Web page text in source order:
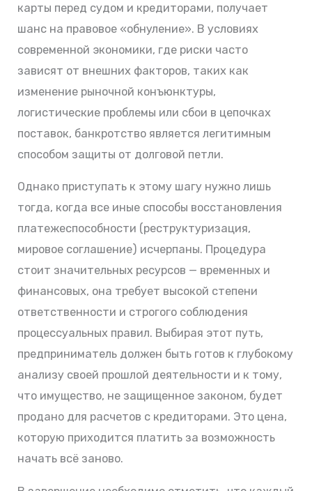
карты перед судом и кредиторами, получает
шанс на правовое «обнуление». В условиях
современной экономики, где риски часто
зависят от внешних факторов, таких как
изменение рыночной конъюнктуры,
логистические проблемы или сбои в цепочках
поставок, банкротство является легитимным
способом защиты от долговой петли.
Однако приступать к этому шагу нужно лишь
тогда, когда все иные способы восстановления
платежеспособности (реструктуризация,
мировое соглашение) исчерпаны. Процедура
стоит значительных ресурсов — временных и
финансовых, она требует высокой степени
ответственности и строгого соблюдения
процессуальных правил. Выбирая этот путь,
предприниматель должен быть готов к глубокому
анализу своей прошлой деятельности и к тому,
что имущество, не защищенное законом, будет
продано для расчетов с кредиторами. Это цена,
которую приходится платить за возможность
начать всё заново.